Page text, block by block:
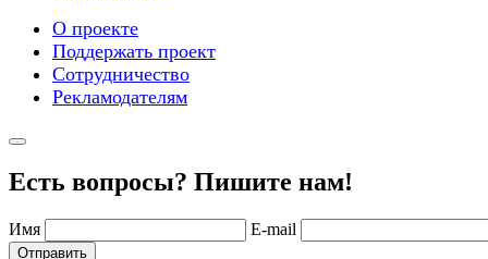
О проекте
Поддержать проект
Сотрудничество
Рекламодателям
Есть вопросы? Пишите нам!
Имя E-mail